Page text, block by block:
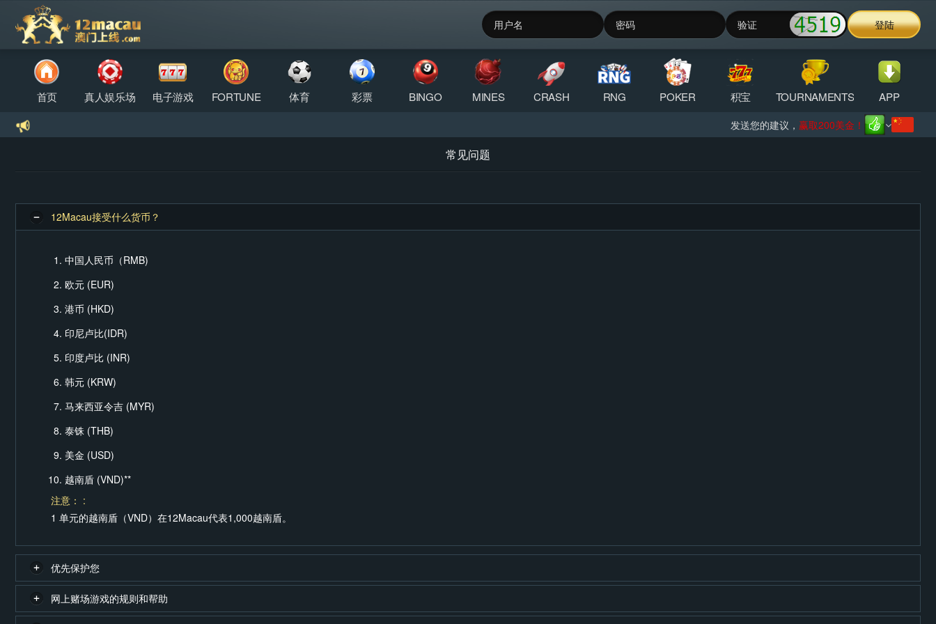
登陆
首页 真人娱乐场 电子游戏 FORTUNE 体育 彩票 BINGO MINES CRASH RNG POKER 积宝 TOURNAMENTS APP
激動人心的新品發布：立即探索B2B掃雷-
发送您的建议， 赢取200美金！
常见问题
12Macau接受什么货币？
中国人民币（RMB)
欧元 (EUR)
港币 (HKD)
印尼卢比(IDR)
印度卢比 (INR)
韩元 (KRW)
马来西亚令吉 (MYR)
泰铢 (THB)
美金 (USD)
越南盾 (VND)**
注意： :
1 单元的越南盾（VND）在12Macau代表1,000越南盾。
优先保护您
网上赌场游戏的规则和帮助